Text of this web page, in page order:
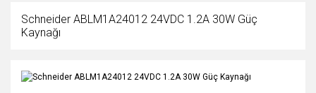
Schneider ABLM1A24012 24VDC 1.2A 30W Güç
Kaynağı